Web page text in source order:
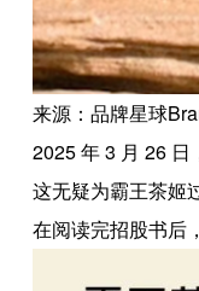
来源：品牌星球
2025 年 3 月 26
这无疑为霸王茶姬
在阅读完招股书后